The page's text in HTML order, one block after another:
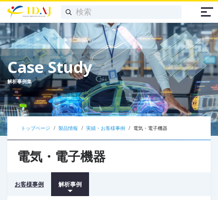
Case Study
解析事例集
トップページ 製品情報 実績・お客様事例 電気・電子機器
電気・電子機器
お客様事例 解析事例